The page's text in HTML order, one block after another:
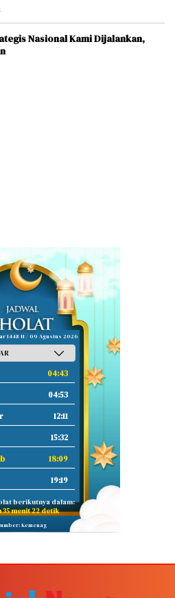
Nasional Kami Dijalankan,
1448 H / 09 Agustus 2026
04:43
04:53
12:11
15:32
18:09
19:19
berikutnya dalam:
35 menit 21 detik
Kemenag